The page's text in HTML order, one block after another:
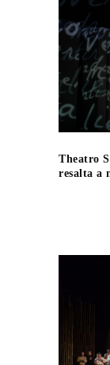
Theatro
resalta a